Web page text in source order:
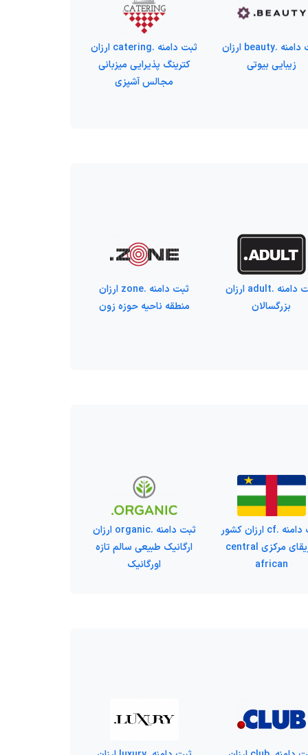
ثبت دامنه .beauty ارزان
زیبایی بیوتی
ثبت دامنه .catering ارزان
کترینگ پذیرایی میزبانی
مجالس آشپزی
ثبت دامنه .adult ارزان
بزرگسالان
ثبت دامنه .zone ارزان
منطقه ناحیه حوزه زون
ثبت دامنه .cf ارزان کشور
آفریقای مرکزی central
african
ثبت دامنه .organic ارزان
ارگانیک طبیعی سالم تازه
اورگانیک